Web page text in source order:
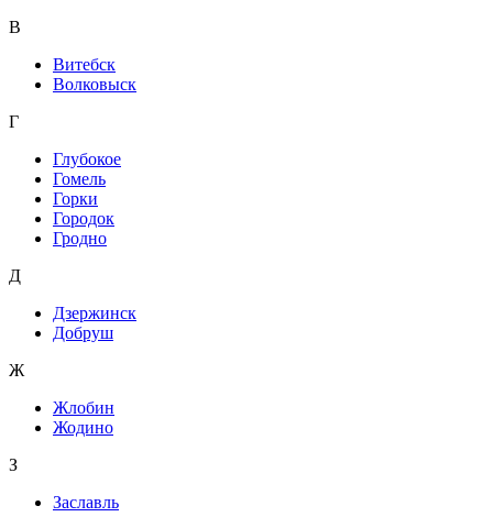
В
Витебск
Волковыск
Г
Глубокое
Гомель
Горки
Городок
Гродно
Д
Дзержинск
Добруш
Ж
Жлобин
Жодино
З
Заславль